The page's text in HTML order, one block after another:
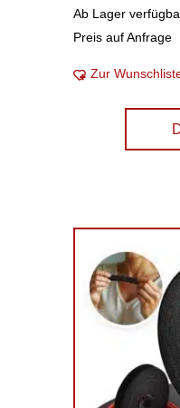
Ab Lager
Preis auf Anfrage
Zur